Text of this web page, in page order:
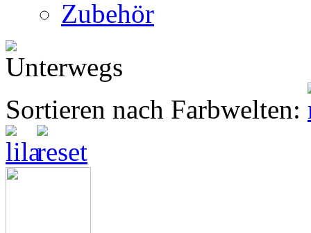
Zubehör
Sortieren nach Farbwelten: